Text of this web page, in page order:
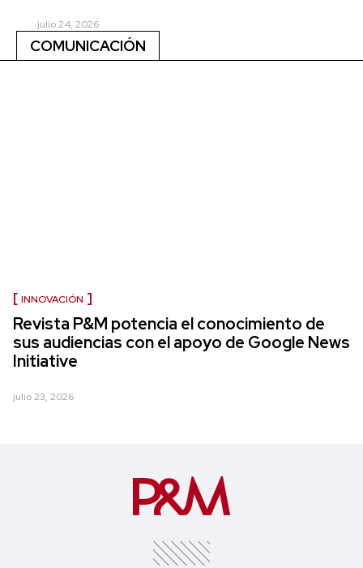
julio 24, 2026
COMUNICACIÓN
INNOVACIÓN
Revista P&M potencia el conocimiento de
sus audiencias con el apoyo de Google News
Initiative
julio 23, 2026